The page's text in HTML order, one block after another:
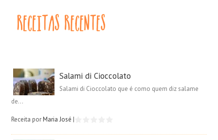
Salami di Cioccolato
Salami di Cioccolato que é como quem diz salame
de...
Receita porMaria José |